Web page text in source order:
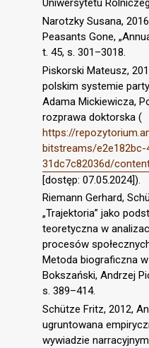
Uniwersytetu
Narotzky Susana,
Peasants Gone,
t. 45, s. 301–3018.
Piskorski Mateusz,
polskim systemie
Adama Mickiewicza,
rozprawa doktorska (
https://
bitstreams/e2e182bc-
31dc7c82036d/
[dostęp: 07.05.2024]).
Riemann Gerhard,
„Trajektoria” jako
teoretyczna w
procesów
Metoda biograficzna
Bokszański, Andrzej
s. 389–414.
Schütze Fritz, 2012,
ugruntowana
wywiadzie